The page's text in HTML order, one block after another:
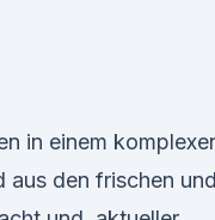
in einem
aus den frischen und